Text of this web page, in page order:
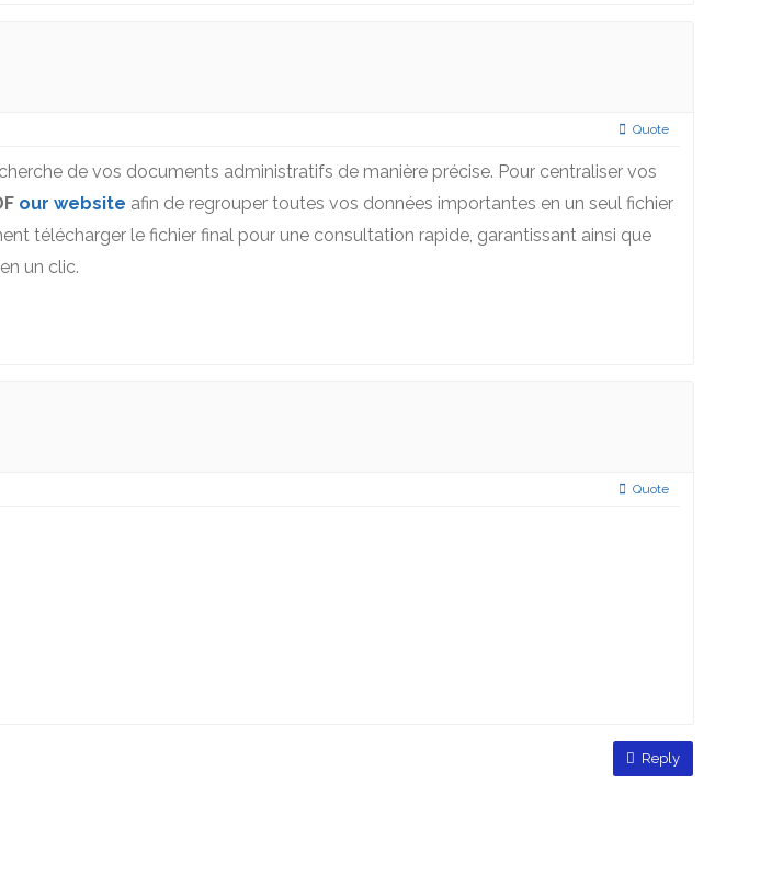
Quote
de vos documents administratifs de manière précise. Pour centraliser vos
our website afin de regrouper toutes vos données importantes en un seul fichier
télécharger le fichier final pour une consultation rapide, garantissant ainsi que
un clic.
Quote
Reply